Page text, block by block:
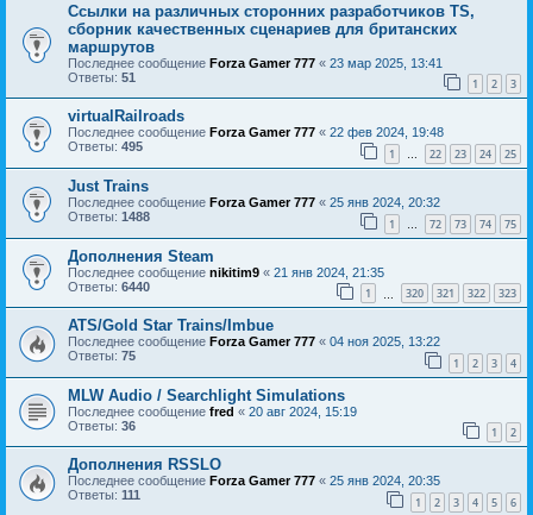
Ссылки на различных сторонних разработчиков TS,
сборник качественных сценариев для британских
маршрутов
Последнее сообщение Forza Gamer 777 « 23 мар 2025, 13:41
Ответы: 51 1 2 3
virtualRailroads
Последнее сообщение Forza Gamer 777 « 22 фев 2024, 19:48
Ответы: 495 1 … 22 23 24 25
Just Trains
Последнее сообщение Forza Gamer 777 « 25 янв 2024, 20:32
Ответы: 1488 1 … 72 73 74 75
Дополнения Steam
Последнее сообщение nikitim9 « 21 янв 2024, 21:35
Ответы: 6440 1 320 321 322 323
ATS/Gold Star Trains/Imbue
Последнее сообщение Forza Gamer 777 « 04 ноя 2025, 13:22
Ответы: 75 1 2 3 4
MLW Audio / Searchlight Simulations
Последнее сообщение fred « 20 авг 2024, 15:19
Ответы: 36 1 2
Дополнения RSSLO
Последнее сообщение Forza Gamer 777 « 25 янв 2024, 20:35
Ответы: 111 1 2 3 4 5 6